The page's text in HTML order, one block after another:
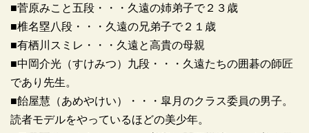
■菅原みこと五段・・・久遠の姉弟子で２３歳
■椎名塁八段・・・久遠の兄弟子で２１歳
■有栖川スミレ・・・久遠と高貴の母親
■中岡介光（すけみつ）九段・・・久遠たちの囲碁の師匠
であり先生。
■飴屋慧（あめやけい）・・・皐月のクラス委員の男子。
読者モデルをやっているほどの美少年。